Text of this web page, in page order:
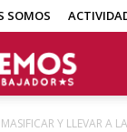
SOMOS
MASIFICAR Y LLEVAR A